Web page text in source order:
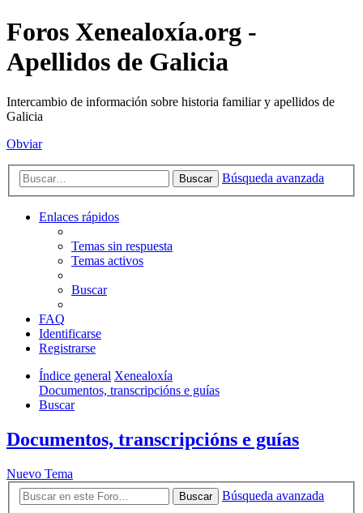
Foros Xenealoxía.org -
Apellidos de Galicia
Intercambio de información sobre historia familiar y apellidos de
Galicia
Obviar
Buscar Búsqueda avanzada
Enlaces rápidos
Temas sin respuesta
Temas activos
Buscar
FAQ
Identificarse
Registrarse
Índice general Xenealoxía
Documentos, transcripcións e guías
Buscar
Documentos, transcripcións e guías
Nuevo Tema
Buscar
Búsqueda avanzada